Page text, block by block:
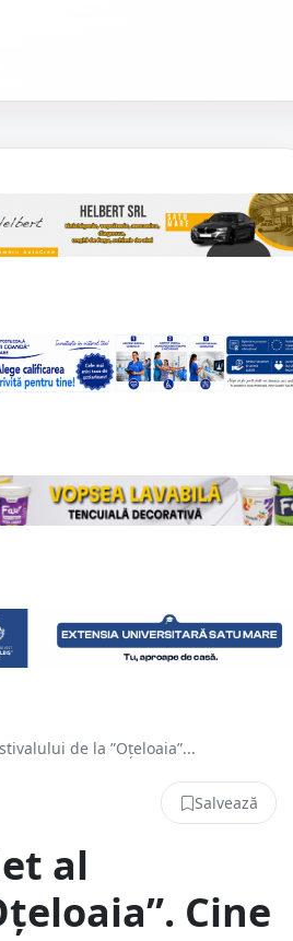
de la ”Oțeloaia”...
Salvează
al
Cine